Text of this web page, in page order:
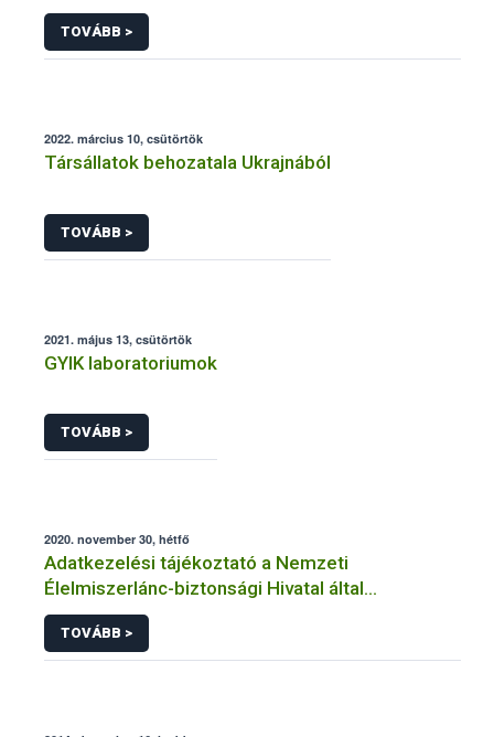
TOVÁBB >
2022. március 10, csütörtök
Társállatok behozatala Ukrajnából
TOVÁBB >
2021. május 13, csütörtök
GYIK laboratoriumok
TOVÁBB >
2020. november 30, hétfő
Adatkezelési tájékoztató a Nemzeti
Élelmiszerlánc-biztonsági Hivatal által
üzemeltetett élelmiszerlánc-felügyeleti
információs rendszerhez (FELIR) kapcsolódó
adatkezeléséhez
TOVÁBB >